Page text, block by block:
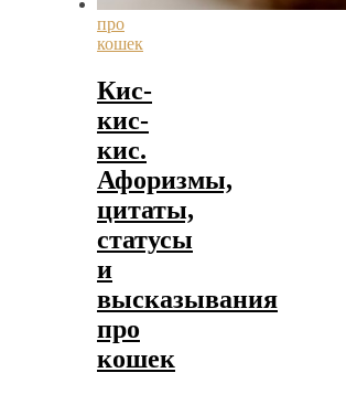
про
кошек
Кис-
кис-
кис.
Афоризмы,
цитаты,
статусы
и
высказывания
про
кошек